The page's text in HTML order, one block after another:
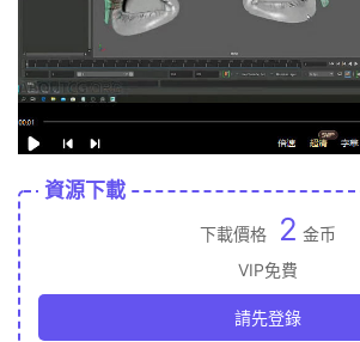
資源下載
下載價格 2 金币
VIP免費
請先登錄